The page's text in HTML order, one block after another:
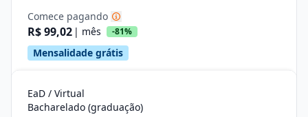
Comece pagando
R$ 99,02 | mês -81%
Mensalidade grátis
EaD / Virtual
Bacharelado (graduação)